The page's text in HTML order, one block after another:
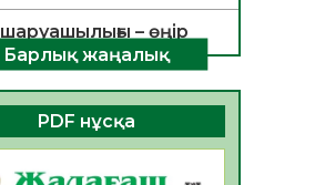
– өңір
негізгі
33 0
БЕЛСЕНДІЛІК –
НЕГІЗІ
Барлық жаңалық
PDF нұсқа